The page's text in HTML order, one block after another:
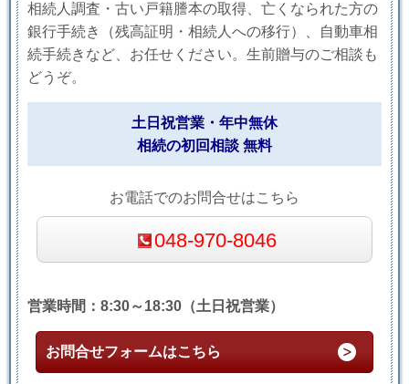
相続人調査・古い戸籍謄本の取得、亡くなられた方の
銀行手続き（残高証明・相続人への移行）、自動車相
続手続きなど、お任せください。生前贈与のご相談も
どうぞ。
土日祝営業・年中無休
相続の初回相談 無料
お電話でのお問合せはこちら
048-970-8046
営業時間：8:30～18:30（土日祝営業）
お問合せフォームはこちら